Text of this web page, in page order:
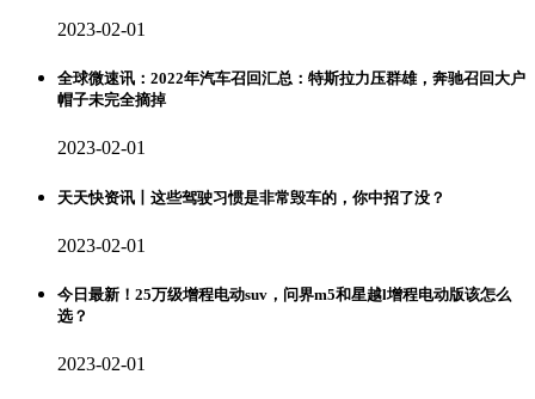
2023-02-01
全球微速讯：2022年汽车召回汇总：特斯拉力压群雄，奔驰召回大户
帽子未完全摘掉
2023-02-01
天天快资讯丨这些驾驶习惯是非常毁车的，你中招了没？
2023-02-01
今日最新！25万级增程电动suv，问界m5和星越l增程电动版该怎么
选？
2023-02-01